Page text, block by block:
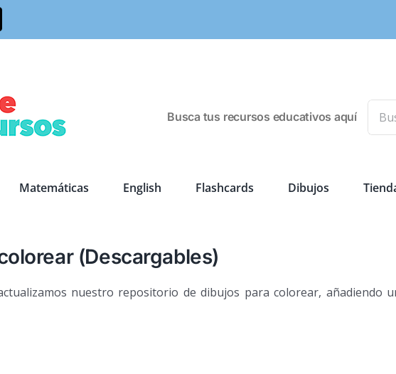
Busca tus recursos educativos aquí
Matemáticas English Flashcards Dibujos
(Descargables)
nuestro repositorio de dibujos para colorear, añadiendo